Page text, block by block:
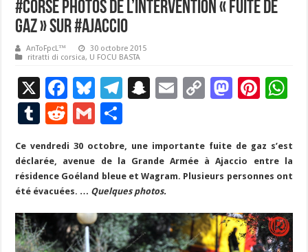
#Corse Photos de l’intervention « Fuite de
Gaz » sur #ajaccio
AnToFpcL™
30 octobre 2015
ritratti di corsica, U FOCU BASTA
X
F
ac
e
b
o
o
k
Bl
u
es
ky
T
gr
a
m
S
p
c
h
at
E
l
C
y
Li
k
M
d
o
Pi
es
t
p
T
u
m
bl
r
R
e
d
di
t
G
m
ai
l
ta
g
er
Ce vendredi 30 octobre, une importante fuite de gaz s’est
déclarée, avenue de la Grande Armée à Ajaccio entre la
résidence Goéland bleue et Wagram. Plusieurs personnes ont
été évacuées. … Quelques photos.